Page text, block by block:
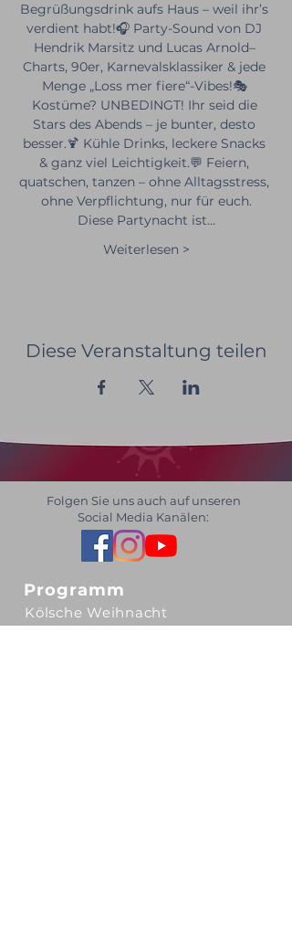
Begrüßungsdrink aufs Haus – weil ihr’s
verdient habt!🎧 Party-Sound von DJ
Hendrik Marsitz und Lucas Arnold–
Charts, 90er, Karnevalsklassiker & jede
Menge „Loss mer fiere“-Vibes!🎭
Kostüme? UNBEDINGT! Ihr seid die
Stars des Abends – je bunter, desto
besser.🍹 Kühle Drinks, leckere Snacks
& ganz viel Leichtigkeit.💬 Feiern,
quatschen, tanzen – ohne Alltagsstress,
ohne Verpflichtung, nur für euch.
Diese Partynacht ist…
Weiterlesen >
Diese Veranstaltung teilen
Folgen Sie uns auch auf unseren
Social Media Kanälen:
Programm
Kölsche Weihnacht